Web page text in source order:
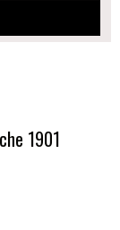
1901